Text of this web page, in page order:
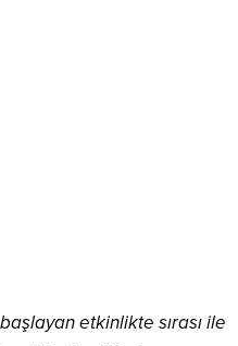
hediyeler yardımda